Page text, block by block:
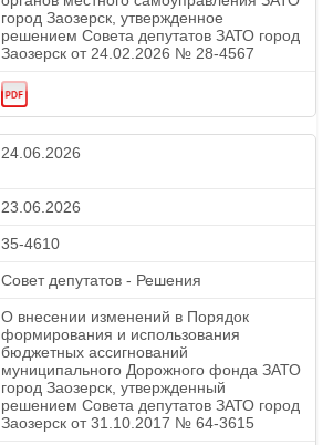
город Заозерск, утвержденное
решением Совета депутатов ЗАТО город
Заозерск от 24.02.2026 № 28-4567
24.06.2026
23.06.2026
35-4610
Совет депутатов - Решения
О внесении изменений в Порядок
формирования и использования
бюджетных ассигнований
муниципального Дорожного фонда ЗАТО
город Заозерск, утвержденный
решением Совета депутатов ЗАТО город
Заозерск от 31.10.2017 № 64-3615